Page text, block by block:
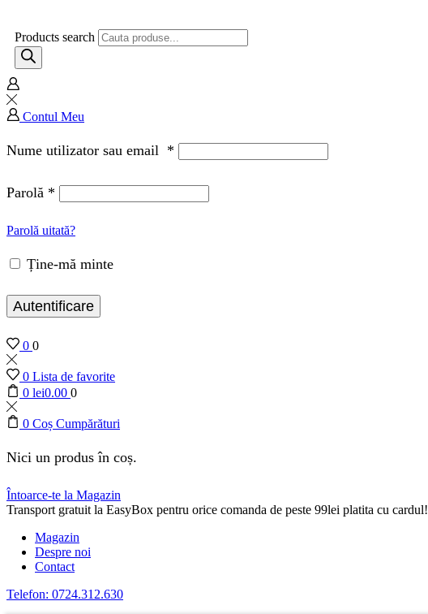
Products search
Contul Meu
Nume utilizator sau email *
Parolă *
Parolă uitată?
Ține-mă minte
Autentificare
0 0
0 Lista de favorite
0 lei0.00 0
0 Coș Cumpărături
Nici un produs în coș.
Întoarce-te la Magazin
Transport gratuit la EasyBox pentru orice comanda de peste 99lei platita cu cardul!
Magazin
Despre noi
Contact
Telefon: 0724.312.630